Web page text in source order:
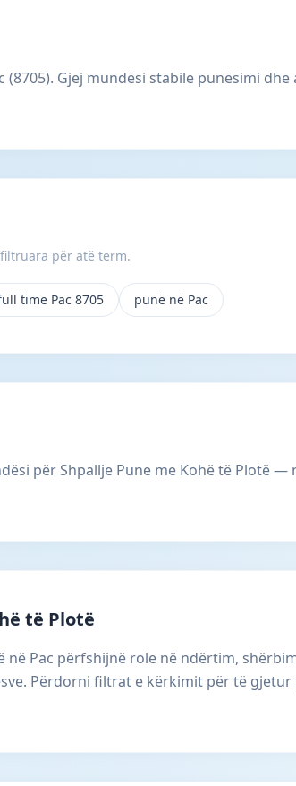
Gjej mundësi stabile punësimi
për atë term.
time Pac 8705 punë në Pac
për Shpallje Pune me Kohë të Plotë
të Plotë
në Pac përfshijnë role në ndërtim,
Përdorni filtrat e kërkimit për të